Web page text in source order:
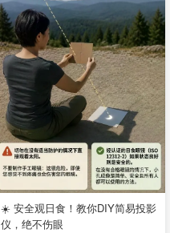
☀️ 安全观日食！教你DIY简易投影
仪，绝不伤眼